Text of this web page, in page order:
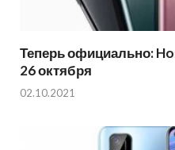
Теперь официально:
26 октября
02.10.2021